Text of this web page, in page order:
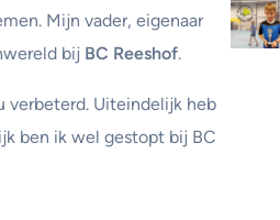
Mijn vader, eigenaar
bij BC Reeshof.
verbeterd. Uiteindelijk heb
ben ik wel gestopt bij BC